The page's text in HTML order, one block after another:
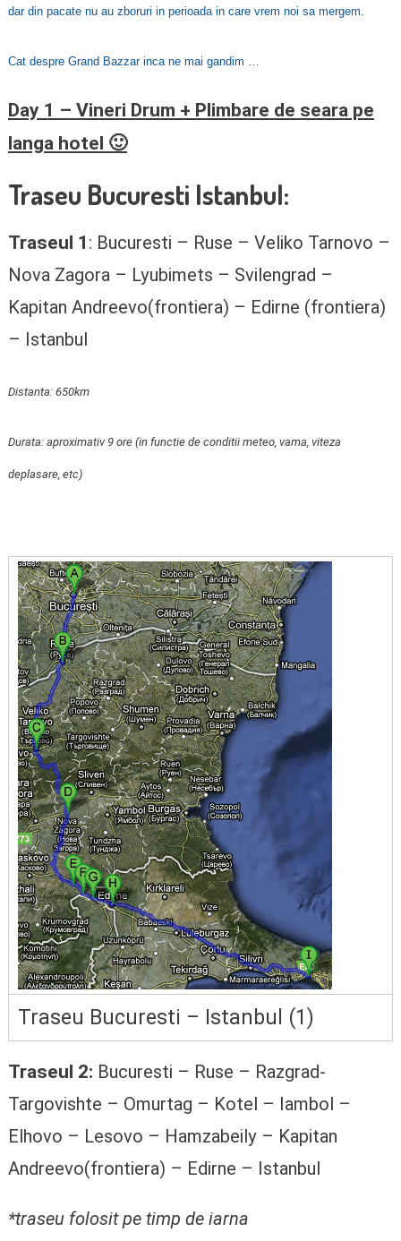
dar din pacate nu au zboruri in perioada in care vrem noi sa mergem.
Cat despre Grand Bazzar inca ne mai gandim …
Day 1 – Vineri Drum + Plimbare de seara pe
langa hotel 🙂
Traseu Bucuresti Istanbul:
Traseul 1 : Bucuresti – Ruse – Veliko Tarnovo –
Nova Zagora – Lyubimets – Svilengrad –
Kapitan Andreevo(frontiera) – Edirne (frontiera)
– Istanbul
Distanta: 650km
Durata: aproximativ 9 ore (in functie de conditii meteo, vama, viteza
deplasare, etc)
Traseu Bucuresti – Istanbul (1)
Traseul 2: Bucuresti – Ruse – Razgrad-
Targovishte – Omurtag – Kotel – Iambol –
Elhovo – Lesovo – Hamzabeily – Kapitan
Andreevo(frontiera) – Edirne – Istanbul
*traseu folosit pe timp de iarna